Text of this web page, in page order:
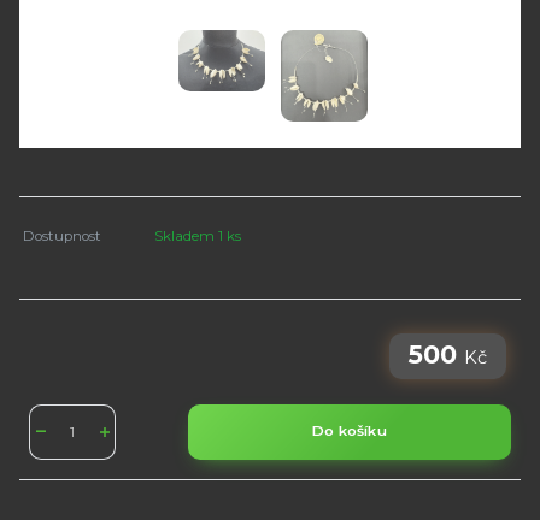
Dostupnost Skladem 1 ks
500 Kč
Do košíku